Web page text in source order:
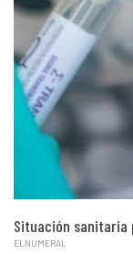
Situación sanitaria
ELNUMERAL